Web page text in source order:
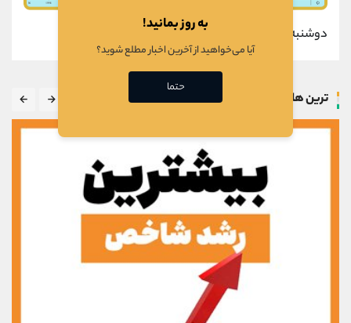
دوشنبه - ۱۵ دی ۱۳۹۹
ترین ها
به روز بمانید!
آیا می‌خواهید از آخرین اخبار مطلع شوید؟
حتما